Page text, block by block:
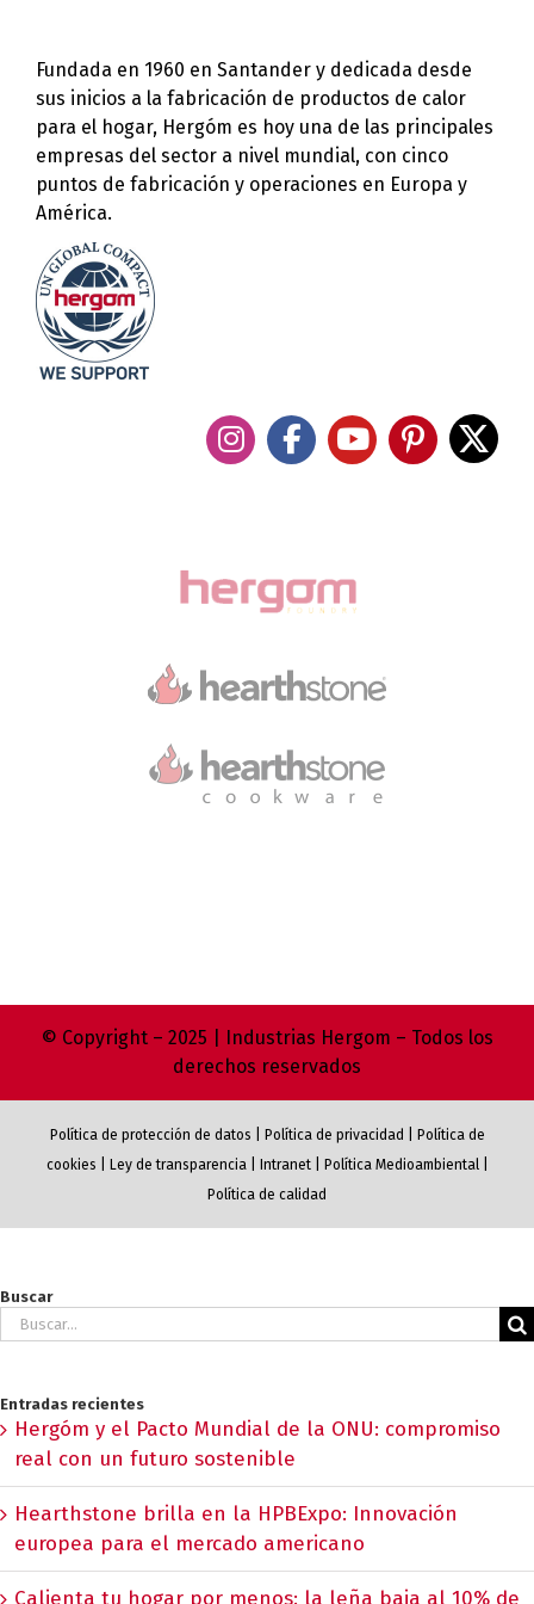
Fundada en 1960 en Santander y dedicada desde
sus inicios a la fabricación de productos de calor
para el hogar, Hergóm es hoy una de las principales
empresas del sector a nivel mundial, con cinco
puntos de fabricación y operaciones en Europa y
América.
© Copyright – 2025 | Industrias Hergom – Todos los
derechos reservados
Política de protección de datos Política de privacidad
Política de
cookies
Ley de transparencia| Intranet| Política Medioambiental|
Política de calidad
Buscar
Buscar:
Entradas recientes
Hergóm y el Pacto Mundial de la ONU: compromiso
real con un futuro sostenible
Hearthstone brilla en la HPBExpo: Innovación
europea para el mercado americano
Calienta tu hogar por menos: la leña baja al 10% de